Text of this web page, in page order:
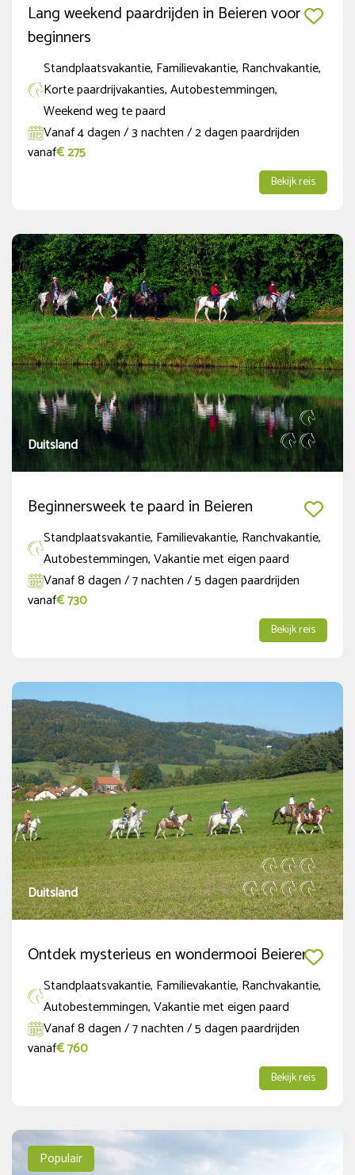
Lang weekend paardrijden in Beieren voor
beginners
Standplaatsvakantie, Familievakantie, Ranchvakantie,
Korte paardrijvakanties, Autobestemmingen,
Weekend weg te paard
Vanaf 4 dagen / 3 nachten / 2 dagen paardrijden
vanaf€ 275
Bekijk reis
Duitsland
Beginnersweek te paard in Beieren
Standplaatsvakantie, Familievakantie, Ranchvakantie,
Autobestemmingen, Vakantie met eigen paard
Vanaf 8 dagen / 7 nachten / 5 dagen paardrijden
vanaf€ 730
Bekijk reis
Duitsland
Ontdek mysterieus en wondermooi Beieren
Standplaatsvakantie, Familievakantie, Ranchvakantie,
Autobestemmingen, Vakantie met eigen paard
Vanaf 8 dagen / 7 nachten / 5 dagen paardrijden
vanaf€ 760
Bekijk reis
Populair